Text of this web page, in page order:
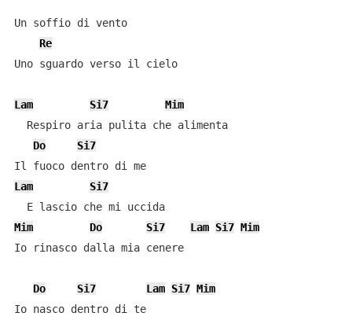
Un soffio di vento
Re
Uno sguardo verso il cielo
Lam Si7
Mim
  Respiro aria pulita che alimenta
Do
Si7
Il fuoco dentro di me
Lam
Si7
  E lascio che mi uccida
Mim
Do Si7 Lam Si7 Mim
Io rinasco dalla mia cenere
Do Si7 Lam Si7 Mim
Io nasco dentro di te